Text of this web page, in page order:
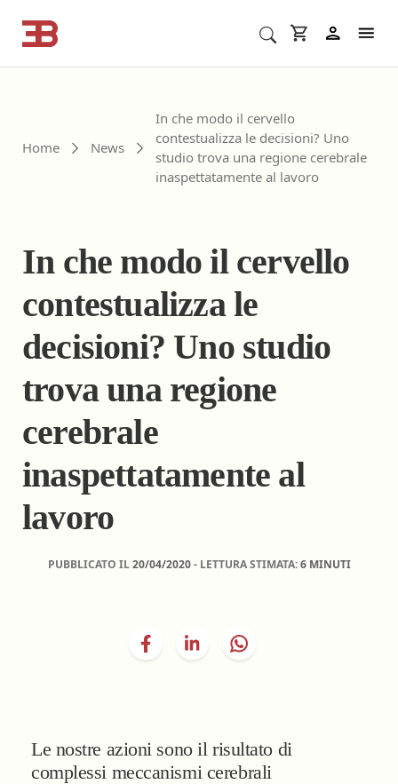
Home News
In che modo il cervello
contestualizza le decisioni? Uno
studio trova una regione cerebrale
inaspettatamente al lavoro
In che modo il cervello
contestualizza le
decisioni? Uno studio
trova una regione
cerebrale
inaspettatamente al
lavoro
PUBBLICATO IL20/04/2020- LETTURA STIMATA:6 MINUTI
Le nostre azioni sono il risultato di
complessi meccanismi cerebrali